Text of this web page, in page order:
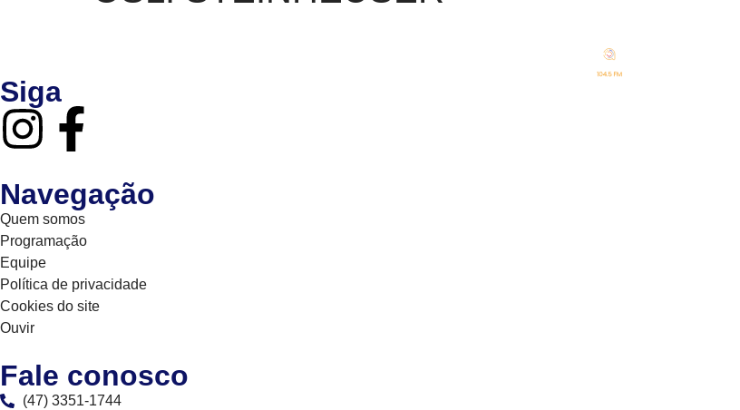
Siga
Navegação
Quem somos
Programação
Equipe
Política de privacidade
Cookies do site
Ouvir
Fale conosco
(47) 3351-1744